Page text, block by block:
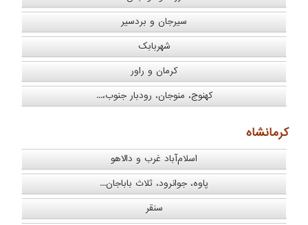
سیرجان و بردسیر
شهربابک
کرمان و راور
کهنوج، منوجان، رودبار جنوب،...
كرمانشاه
اسلام‌آباد غرب و دالاهو
پاوه، جوانرود، ثلاث باباجان...
سنقر